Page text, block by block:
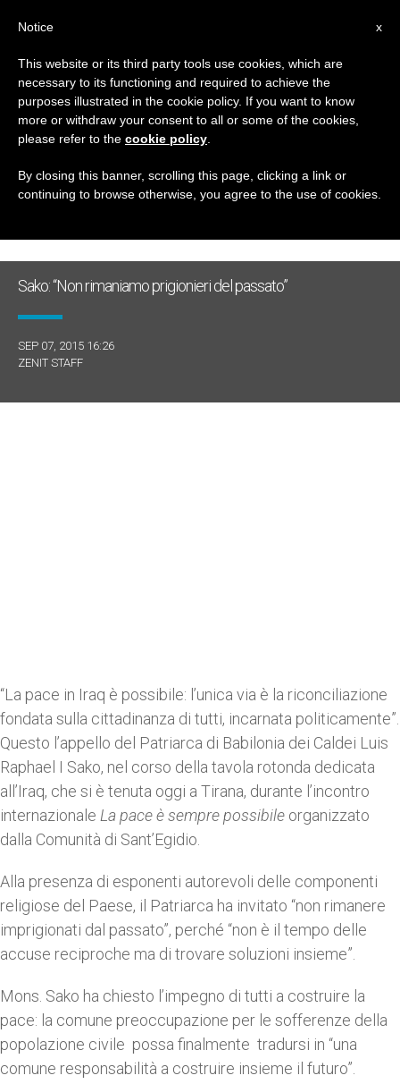
GIORNO
Settembre 7th, 2015
ULTIME NOTIZIE
Sako: “Non rimaniamo prigionieri del passato”
SEP 07, 2015 16:26
ZENIT STAFF
“La pace in Iraq è possibile: l’unica via è la riconciliazione
fondata sulla cittadinanza di tutti, incarnata politicamente”.
Questo l’appello del Patriarca di Babilonia dei Caldei Luis
Raphael I Sako, nel corso della tavola rotonda dedicata
all’Iraq, che si è tenuta oggi a Tirana, durante l’incontro
internazionale La pace è sempre possibile organizzato
dalla Comunità di Sant’Egidio.
Alla presenza di esponenti autorevoli delle componenti
religiose del Paese, il Patriarca ha invitato “non rimanere
imprigionati dal passato”, perché “non è il tempo delle
accuse reciproche ma di trovare soluzioni insieme”.
Mons. Sako ha chiesto l’impegno di tutti a costruire la
pace: la comune preoccupazione per le sofferenze della
popolazione civile possa finalmente tradursi in “una
comune responsabilità a costruire insieme il futuro”.
x
Notice
This website or its third party tools use cookies, which are
necessary to its functioning and required to achieve the
purposes illustrated in the cookie policy. If you want to know
more or withdraw your consent to all or some of the cookies,
please refer to the cookie policy
By closing this banner, scrolling this page, clicking a link or
continuing to browse otherwise, you agree to the use of cookies.